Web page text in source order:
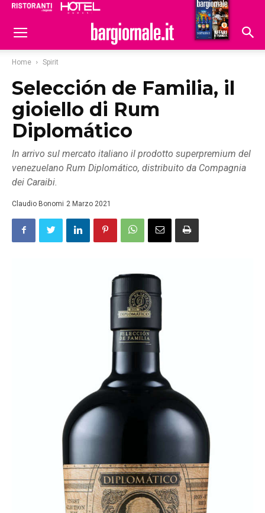
Hoteldomani
Home Spirit
Selección de Familia, il
gioiello di Rum
Diplomático
In arrivo sul mercato italiano il prodotto superpremium del
venezuelano Rum Diplomático, distribuito da Compagnia
dei Caraibi.
Claudio Bonomi 2 Marzo 2021